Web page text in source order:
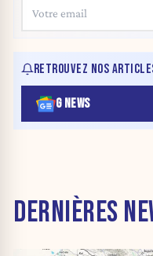
RETROUVEZ NOS
G NEWS
DERNIÈRES